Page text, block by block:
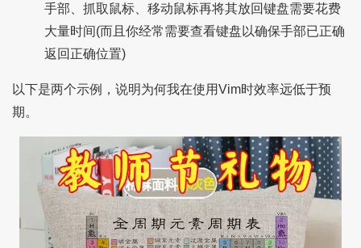
手部、抓取鼠标、移动鼠标再将其放回键盘需要花费
大量时间(而且你经常需要查看键盘以确保手部已正确
返回正确位置)
以下是两个示例，说明为何我在使用Vim时效率远低于预
期。